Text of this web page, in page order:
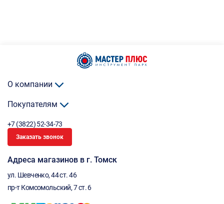
О компании
Покупателям
+7 (3822) 52-34-73
Заказать звонок
Адреса магазинов в г. Томск
ул. Шевченко, 44 ст. 46
пр-т Комсомольский, 7 ст. 6